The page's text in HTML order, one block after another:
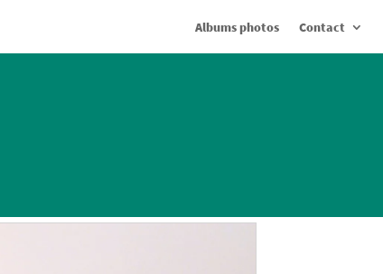
Albums photos Contact